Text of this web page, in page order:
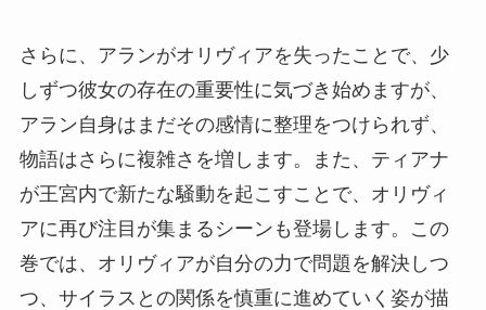
さらに、アランがオリヴィアを失ったことで、少
しずつ彼女の存在の重要性に気づき始めますが、
アラン自身はまだその感情に整理をつけられず、
物語はさらに複雑さを増します。また、ティアナ
が王宮内で新たな騒動を起こすことで、オリヴィ
アに再び注目が集まるシーンも登場します。この
巻では、オリヴィアが自分の力で問題を解決しつ
つ、サイラスとの関係を慎重に進めていく姿が描